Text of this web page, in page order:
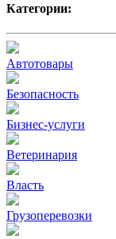
Категории:
Автотовары
Безопасность
Бизнес-услуги
Ветеринария
Власть
Грузоперевозки